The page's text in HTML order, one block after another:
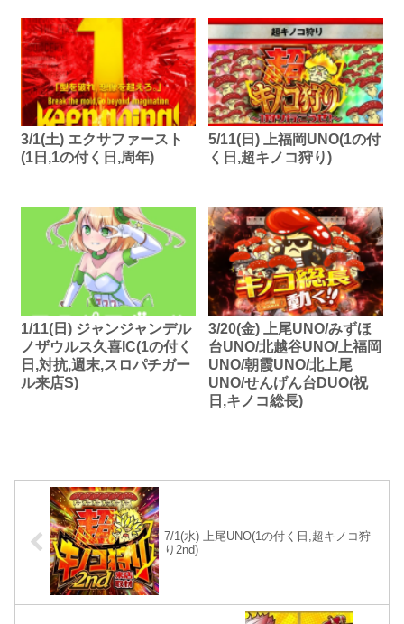
3/1(土) エクサファースト
(1日,1の付く日,周年)
5/11(日) 上福岡UNO(1の付
く日,超キノコ狩り)
1/11(日) ジャンジャンデル
ノザウルス久喜IC(1の付く
日,対抗,週末,スロパチガー
ル来店S)
3/20(金) 上尾UNO/みずほ
台UNO/北越谷UNO/上福岡
UNO/朝霞UNO/北上尾
UNO/せんげん台DUO(祝
日,キノコ総長)
7/1(水) 上尾UNO(1の付く日,超キノコ狩
り2nd)